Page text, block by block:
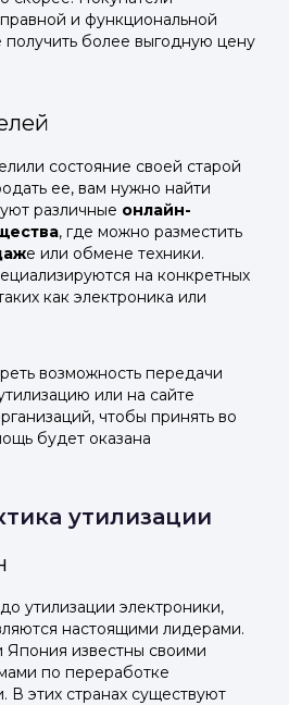
и функциональной
получить более выгодную цену
состояние своей старой
ее, вам нужно найти
различные онлайн-
, где можно разместить
е или обмене техники.
на конкретных
как электроника или
возможность передачи
или на сайте
чтобы принять во
будет оказана
утилизации
утилизации электроники,
настоящими лидерами.
известны своими
по переработке
В этих странах существуют